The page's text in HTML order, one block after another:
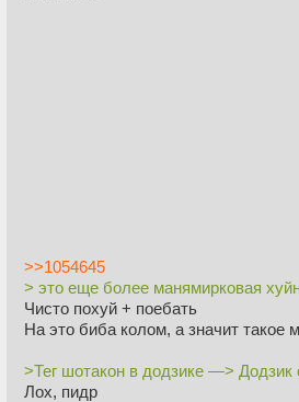
>>1054645
> это еще более манямирковая
Чисто похуй + поебать
На это биба колом, а значит такое
>Тег шотакон в додзике —> Додзик
Лох, пидр